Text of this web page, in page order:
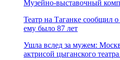
Музейно-выставочный
Театр на Таганке
ему было 87 лет
Ушла вслед за мужем:
актрисой цыганского